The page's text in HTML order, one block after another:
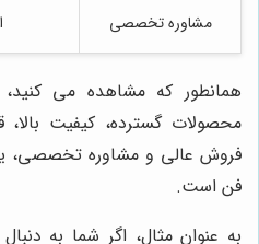
مشاوره تخصصی
همانطور که مشاهده می کنید،
محصولات گسترده، کیفیت
فروش عالی و مشاوره تخصصی،
فن است.
به عنوان مثال، اگر شما به